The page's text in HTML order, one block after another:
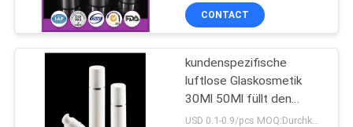
CONTACT
kundenspezifische
luftlose Glaskosmetik
30Ml 50Ml füllt den
bestätigten Pumpen-